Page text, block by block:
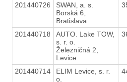
201440726
SWAN, a. s.
Borská 6,
Bratislava
201440718
AUTO. Lake TOW,
s. r. o.
Železničná 2,
Levice
201440714
ELIM Levice, s. r.
o.